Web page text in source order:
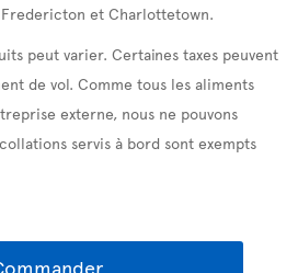
et Charlottetown.
peut varier. Certaines taxes peuvent
de vol. Comme tous les aliments
externe, nous ne pouvons
servis à bord sont exempts